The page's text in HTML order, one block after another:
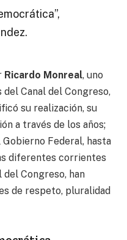
Ricardo Monreal, uno
Canal del Congreso,
su realización, su
a través de los años;
Federal, hasta
diferentes corrientes
del Congreso, han
de respeto, pluralidad